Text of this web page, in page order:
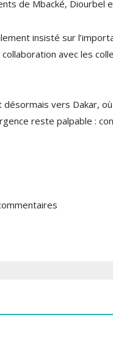
de Mbacké, Diourbel
insisté sur
collaboration avec les
vers Dakar,
reste palpable :